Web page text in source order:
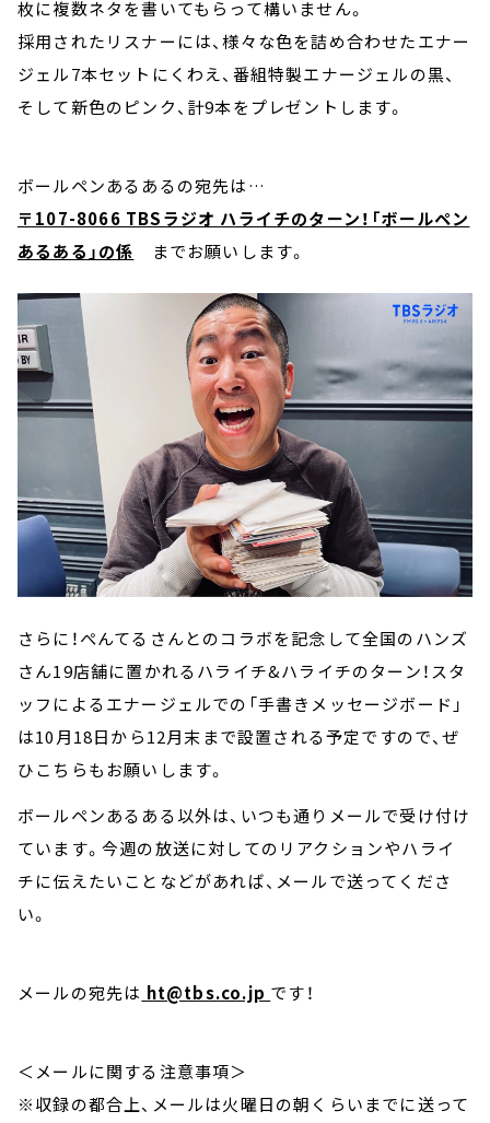
枚に複数ネタを書いてもらって構いません。
採用されたリスナーには、様々な色を詰め合わせたエナー
ジェル7本セットにくわえ、番組特製エナージェルの黒、
そして新色のピンク、計9本をプレゼントします。
ボールペンあるあるの宛先は…
〒107-8066 TBSラジオ ハライチのターン！「ボールペン
あるある」の係 までお願いします。
さらに！ぺんてるさんとのコラボを記念して全国のハンズ
さん19店舗に置かれるハライチ&ハライチのターン！スタ
ッフによるエナージェルでの「手書きメッセージボード」
は10月18日から12月末まで設置される予定ですので、ぜ
ひこちらもお願いします。
ボールペンあるある以外は、いつも通りメールで受け付け
ています。今週の放送に対してのリアクションやハライ
チに伝えたいことなどがあれば、メールで送ってくださ
い。
メールの宛先は ht@tbs.co.jp です！
＜メールに関する注意事項＞
※収録の都合上、メールは火曜日の朝くらいまでに送って